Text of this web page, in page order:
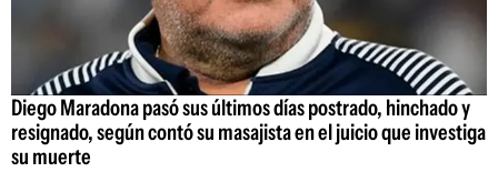
Diego Maradona pasó sus últimos días postrado, hinchado y
resignado, según contó su masajista en el juicio que investiga
su muerte